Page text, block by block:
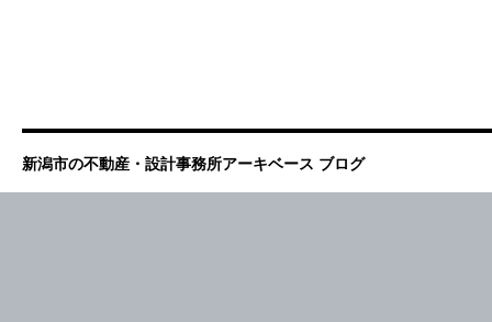
新潟市の不動産・設計事務所アーキベース ブログ